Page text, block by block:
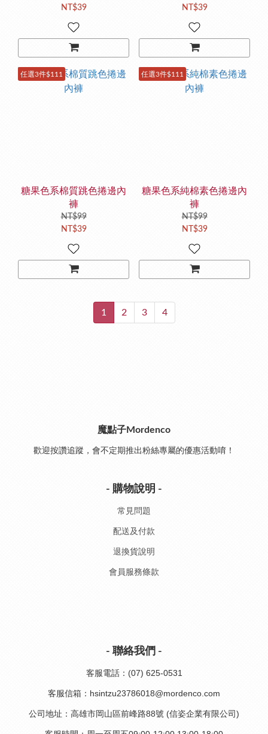
NT$39
NT$39
任選3件$111
糖果色系棉質跳色捲邊內
褲
NT$99
NT$39
任選3件$111
糖果色系純棉素色捲邊內
褲
NT$99
NT$39
1 2 3 4
魔點子Mordenco
歡迎按讚追蹤，會不定期推出粉絲專屬的優惠活動唷！
- 購物說明 -
常見問題
配送及付款
退換貨說明
會員服務條款
- 聯絡我們 -
客服電話：(07) 625-0531
客服信箱：hsintzu23786018@mordenco.com
公司地址：高雄市岡山區前峰路88號 (信姿企業有限公司)